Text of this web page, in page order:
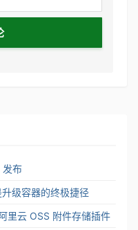
发布
级容器的终极捷径
云 OSS 附件存储插件